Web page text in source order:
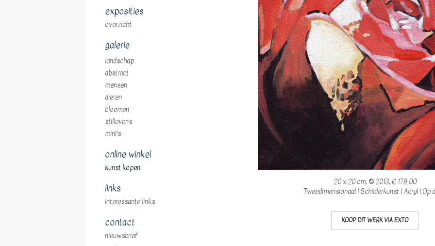
20 x 20 cm, © 2013, € 179,00
Tweedimensionaal | Schilderkunst | Acryl | Op
KOOP DIT WERK VIA EXTO
exposities
overzicht
galerie
landschap
abstract
mensen
dieren
bloemen
stillevens
mini's
online winkel
kunst kopen
links
interessante links
contact
nieuwsbrief